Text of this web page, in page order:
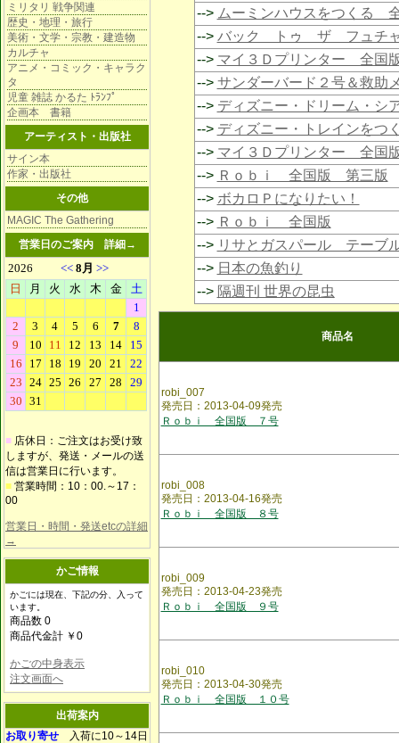
ミリタリ 戦争関連
歴史・地理・旅行
美術・文学・宗教・建造物
カルチャ
アニメ・コミック・キャラク
タ
児童 雑誌 かるた ﾄﾗﾝﾌﾟ
企画本 書籍
アーティスト・出版社
サイン本
作家・出版社
その他
MAGIC The Gathering
営業日のご案内 詳細→
■ 店休日：ご注文はお受け致
しますが、発送・メールの送
信は営業日に行います。
■ 営業時間：10：00.～17：
00
営業日・時間・発送etcの詳細
→
かご情報
かごには現在、下記の分、入って
います。
商品数 0
商品代金計 ￥0
かごの中身表示
注文画面へ
出荷案内
お取り寄せ 入荷に10～14日
--> ムーミンハウスをつくる
--> バック トゥ ザ フュチ
--> マイ３Ｄプリンター 全国
--> サンダーバード２号＆救助
--> ディズニー・ドリーム・シ
--> ディズニー・トレインをつ
--> マイ３Ｄプリンター 全国
--> Ｒｏｂｉ 全国版 第三版
--> ボカロＰになりたい！
--> Ｒｏｂｉ 全国版
--> リサとガスパール テーブ
--> 日本の魚釣り
--> 隔週刊 世界の昆虫
商品名
robi_007
発売日：2013-04-09発売
Ｒｏｂｉ 全国版 ７号
robi_008
発売日：2013-04-16発売
Ｒｏｂｉ 全国版 ８号
robi_009
発売日：2013-04-23発売
Ｒｏｂｉ 全国版 ９号
robi_010
発売日：2013-04-30発売
Ｒｏｂｉ 全国版 １０号